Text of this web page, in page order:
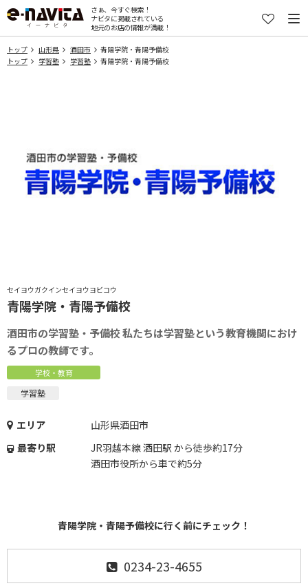
さぁ、今すぐ検索！
ナビタに掲載されている
地元のお店の情報が満載！
トップ 山形県 酒田市
青陽学院・青陽予備校
トップ
学習塾 学習塾 青陽学院・青陽予備校
セイヨウガクインセイヨウヨビコウ
青陽学院・青陽予備校
酒田市の学習塾・予備校 私たちは学習塾という教育機関におけ
るプロの教師です。
学校・教育
学習塾
エリア
山形県酒田市
最寄り駅
JR羽越本線 酒田駅 から徒歩約17分
酒田市役所から車で約5分
青陽学院・青陽予備校に行く前にチェック！
0234-23-4655